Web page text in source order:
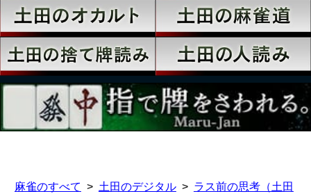
麻雀のすべて 土田のデジタル
ラス前の思考（土田